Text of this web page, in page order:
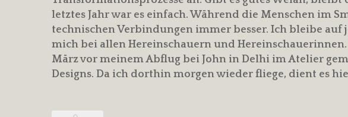
letztes Jahr war es einfach. Während die Menschen im
technischen Verbindungen immer besser. Ich bleibe auf
mich bei allen Hereinschauern und
März vor meinem Abflug bei John in Delhi im Atelier
Designs. Da ich dorthin morgen wieder fliege, dient es